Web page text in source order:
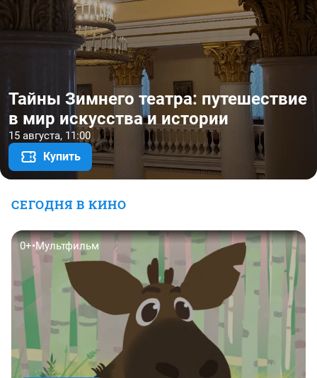
Большой открытый микрофон
11 августа, 20:00
Купить
СЕГОДНЯ В КИНО
0+•Мультфильм